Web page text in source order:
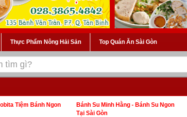
Thực Phẩm Nông Hải Sản Top Quán Ăn Sài Gòn
Tiệm Bánh Ngon
Bánh Su Minh Hằng - Bánh Su Ngon
Tại Sài Gòn